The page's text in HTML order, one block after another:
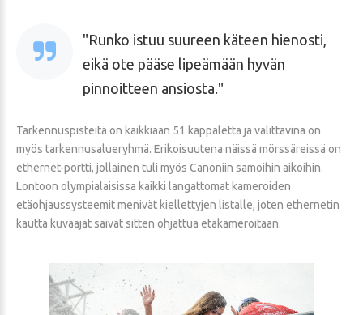
Runko istuu suureen käteen hienosti,
eikä ote pääse lipeämään hyvän
pinnoitteen ansiosta.
Tarkennuspisteitä on kaikkiaan 51 kappaletta ja valittavina on
myös tarkennusalueryhmä. Erikoisuutena näissä mörssäreissä on
ethernet-portti, jollainen tuli myös Canoniin samoihin aikoihin.
Lontoon olympialaisissa kaikki langattomat kameroiden
etäohjaussysteemit menivät kiellettyjen listalle, joten ethernetin
kautta kuvaajat saivat sitten ohjattua etäkameroitaan.